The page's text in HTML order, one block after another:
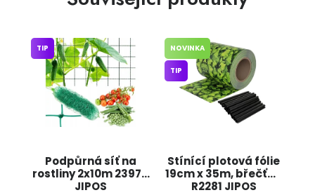
Podpůrná síť na
rostliny 2x10m 23978
JIPOS
TIP
Stínící plotová fólie
19cm x 35m, břečťan
R2281 JIPOS
NOVINKA
TIP